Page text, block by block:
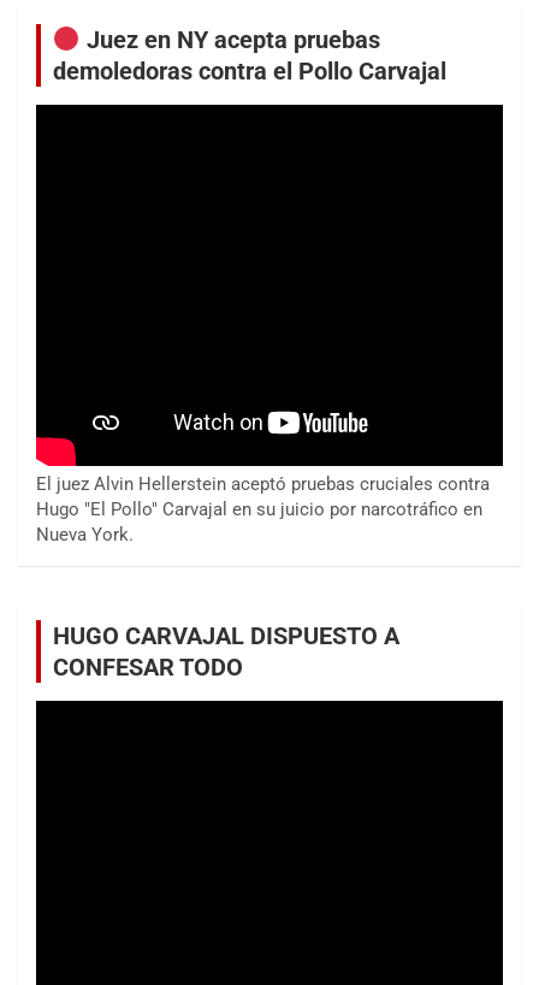
Juez en NY acepta pruebas
demoledoras contra el Pollo Carvajal
El juez Alvin Hellerstein aceptó pruebas cruciales contra
Hugo "El Pollo" Carvajal en su juicio por narcotráfico en
Nueva York.
HUGO CARVAJAL DISPUESTO A
CONFESAR TODO